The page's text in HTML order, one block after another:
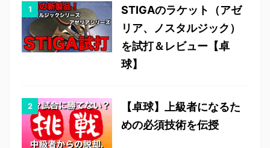
STIGAのラケット（アゼ
リア、ノスタルジック）
を試打＆レビュー【卓
球】
【卓球】上級者になるた
めの必須技術を伝授